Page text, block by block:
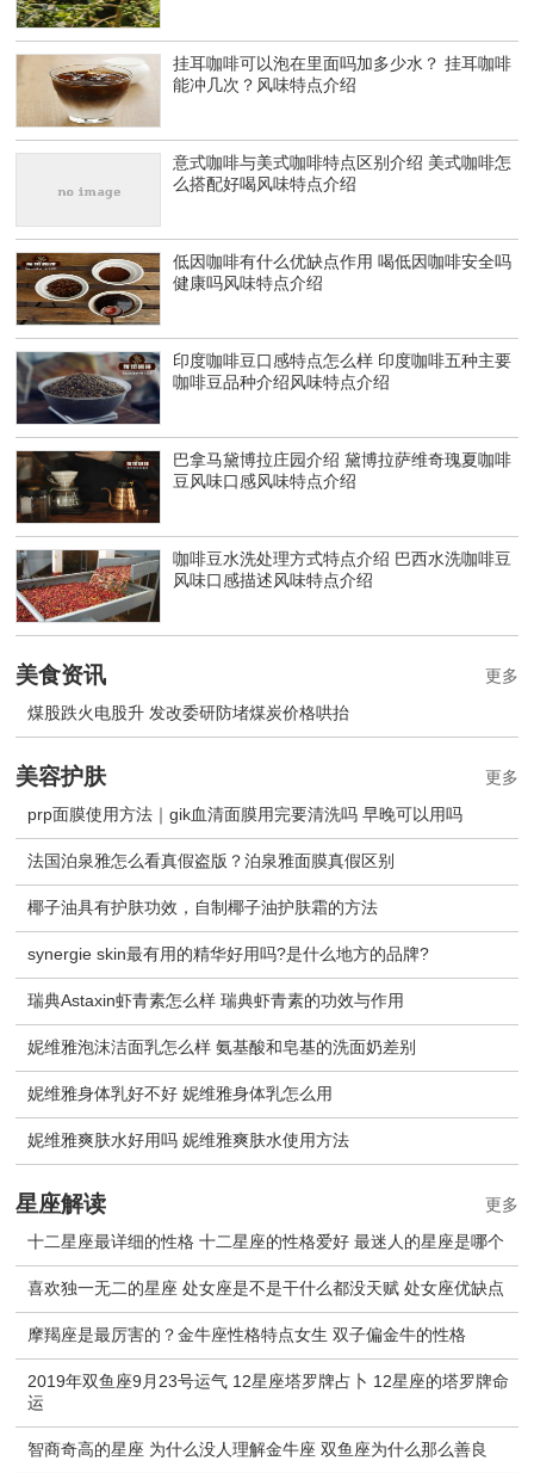
挂耳咖啡可以泡在里面吗加多少水？ 挂耳咖啡
能冲几次？风味特点介绍
意式咖啡与美式咖啡特点区别介绍 美式咖啡怎
么搭配好喝风味特点介绍
低因咖啡有什么优缺点作用 喝低因咖啡安全吗
健康吗风味特点介绍
印度咖啡豆口感特点怎么样 印度咖啡五种主要
咖啡豆品种介绍风味特点介绍
巴拿马黛博拉庄园介绍 黛博拉萨维奇瑰夏咖啡
豆风味口感风味特点介绍
咖啡豆水洗处理方式特点介绍 巴西水洗咖啡豆
风味口感描述风味特点介绍
美食资讯
煤股跌火电股升 发改委研防堵煤炭价格哄抬
更多
美容护肤
prp面膜使用方法｜gik血清面膜用完要清洗吗 早晚可以用吗
法国泊泉雅怎么看真假盗版？泊泉雅面膜真假区别
椰子油具有护肤功效，自制椰子油护肤霜的方法
synergie skin最有用的精华好用吗?是什么地方的品牌?
瑞典Astaxin虾青素怎么样 瑞典虾青素的功效与作用
妮维雅泡沫洁面乳怎么样 氨基酸和皂基的洗面奶差别
妮维雅身体乳好不好 妮维雅身体乳怎么用
妮维雅爽肤水好用吗 妮维雅爽肤水使用方法
更多
星座解读
十二星座最详细的性格 十二星座的性格爱好 最迷人的星座是哪个
喜欢独一无二的星座 处女座是不是干什么都没天赋 处女座优缺点
摩羯座是最厉害的？金牛座性格特点女生 双子偏金牛的性格
2019年双鱼座9月23号运气 12星座塔罗牌占卜 12星座的塔罗牌命
运
智商奇高的星座 为什么没人理解金牛座 双鱼座为什么那么善良
更多